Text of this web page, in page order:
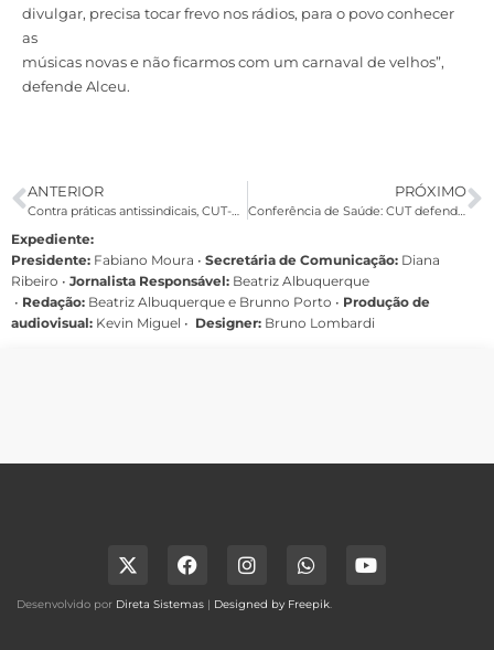
divulgar, precisa tocar frevo nos rádios, para o povo conhecer
as
músicas novas e não ficarmos com um carnaval de velhos”,
defende Alceu.
ANTERIOR PRÓXIMO
Conferência de Saúde: CUT defende imposto sobre grandes fortunas para alavancar
Expediente:
Presidente: Fabiano Moura • Secretária de Comunicação: Diana
Ribeiro • Jornalista Responsável: Beatriz Albuquerque
• Redação: Beatriz Albuquerque e Brunno Porto • Produção de
audiovisual: Kevin Miguel • Designer: Bruno Lombardi
Desenvolvido por Direta Sistemas | Designed by Freepik.